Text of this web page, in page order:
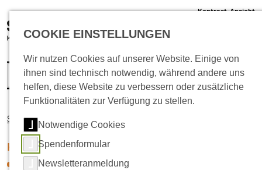
Kontrast-Ansicht
info@schlachthof-kassel.de
Startseite Kinder + Jugend
Navigation für die Rubrik:
Kinder + Jugend
Neuigkeiten
COOKIE EINSTELLUNGEN
Wir nutzen Cookies auf unserer Website. Einige von
ihnen sind technisch notwendig, während andere uns
helfen, diese Website zu verbessern oder zusätzliche
Funktionalitäten zur Verfügung zu stellen.
Notwendige Cookies
Spendenformular
Newsletteranmeldung